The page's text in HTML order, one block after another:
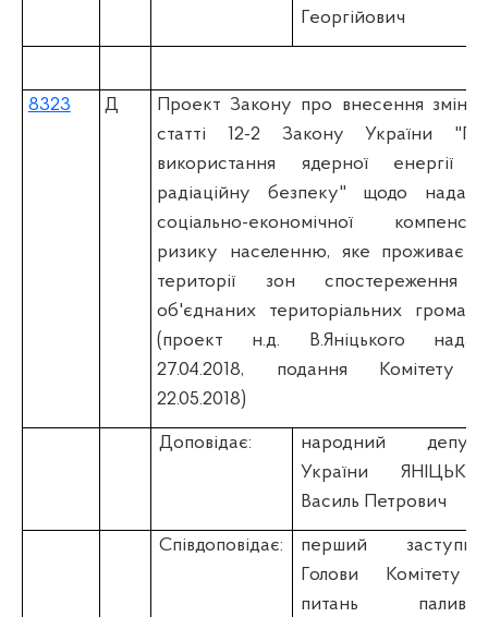
Георгійович
8323 Д
Проект Закону про внесення змін
статті 12-2 Закону України
використання ядерної енергії
радіаційну безпеку" щодо
соціально-економічної
ризику населенню, яке проживає
території зон спостереження
об'єднаних територіальних
(проект н.д. В.Яніцького
27.04.2018, подання Комітету
22.05.2018)
Доповідає:
народний
України
Василь Петрович
Співдоповідає:
перший
Голови Комітету
питань